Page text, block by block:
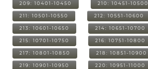
209: 10401-10450 210: 10451-10500
211: 10501-10550 212: 10551-10600
213: 10601-10650 214: 10651-10700
215: 10701-10750 216: 10751-10800
217: 10801-10850 218: 10851-10900
219: 10901-10950 220: 10951-11000